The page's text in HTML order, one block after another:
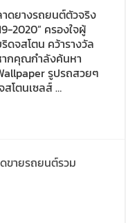
ดยางรถยนต์ตัวจริง
2020” ครองใจผู้
ดจสโตน คว้ารางวัล
ากคุณกำลังค้นหา
รูปรถสวยๆ
โตนเซลส์ …
ขายรถยนต์รวม